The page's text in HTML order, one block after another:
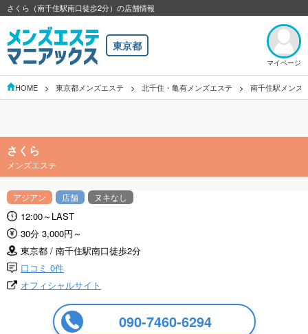
さくら（南千住駅南口徒歩2分）の店舗情報
東京都
マイページ
HOME 東京都メンズエステ 北千住・亀有メンズエステ 南千住駅メンズ
さくら
メンズエステ
アジアン 店舗 ヌキなし
12:00～LAST
30分 3,000円～
東京都 / 南千住駅南口徒歩2分
口コミ 0件
オフィシャルサイト
090-7460-6294